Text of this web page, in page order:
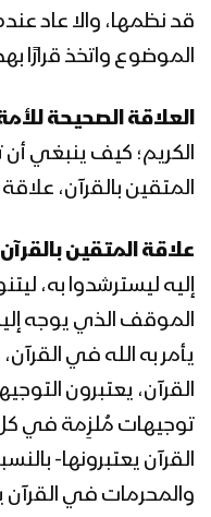
الملك بدر الدين
المحاضرة
بدرالدين الحوثي 02
المحاضرة
عبدالملك
قد نظمها، والا عاد
الموضوع واتخذ قرارًا
العلاقة الصحيحة
الكريم؛ كيف ينبغي
المتقين بالقرآن، علاقة
علاقة المتقين
إليه ليسترشدوا به،
الموقف الذي يوجه
يأمر به الله في
القرآن، يعتبرون
توجيهات مُلزِمة في كل
القرآن يعتبرونها-
والمحرمات في القرآن